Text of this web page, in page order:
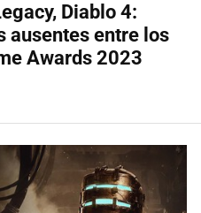
Diablo 4:
ausentes entre los
Awards 2023